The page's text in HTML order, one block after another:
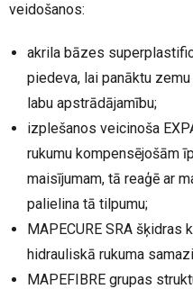
veidošanos:
akrila bāzes
piedeva, lai panāktu
labu apstrādājamību;
izplešanos veicinoša
rukumu kompensējošām
maisījumam, tā reaģē ar
palielina tā tilpumu;
MAPECURE SRA
hidrauliskā rukuma
MAPEFIBRE grupas